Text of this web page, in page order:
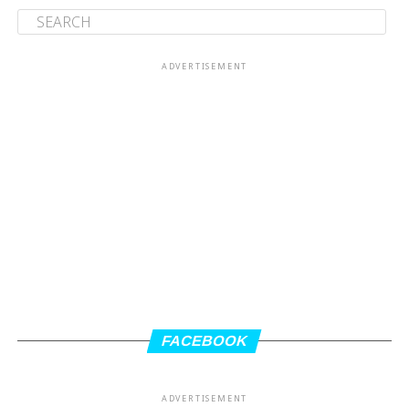
ADVERTISEMENT
FACEBOOK
ADVERTISEMENT